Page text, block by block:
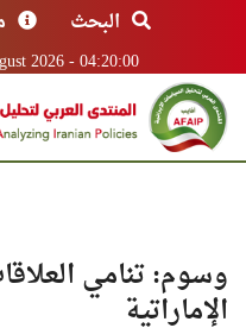
البحث
2026 - 04:20:00
وسوم: تنامي
الإماراتية